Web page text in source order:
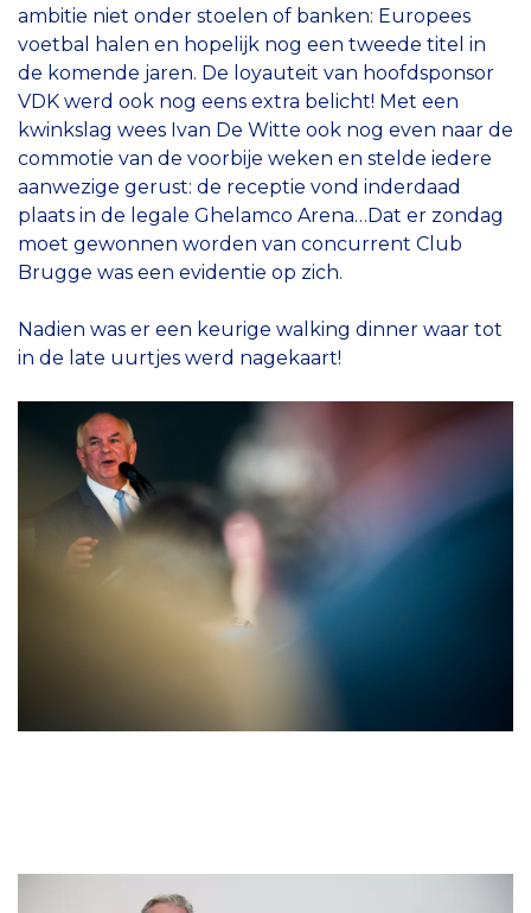
ambitie niet onder stoelen of banken: Europees
voetbal halen en hopelijk nog een tweede titel in
de komende jaren. De loyauteit van hoofdsponsor
VDK werd ook nog eens extra belicht! Met een
kwinkslag wees Ivan De Witte ook nog even naar de
commotie van de voorbije weken en stelde iedere
aanwezige gerust: de receptie vond inderdaad
plaats in de legale Ghelamco Arena…Dat er zondag
moet gewonnen worden van concurrent Club
Brugge was een evidentie op zich.
Nadien was er een keurige walking dinner waar tot
in de late uurtjes werd nagekaart!